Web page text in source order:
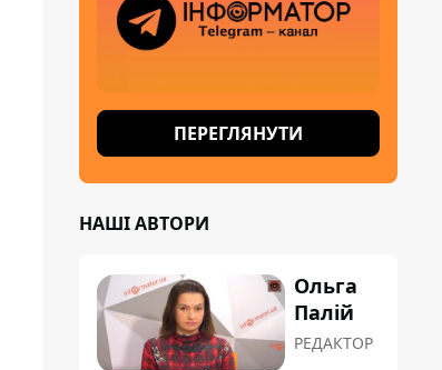
ПЕРЕГЛЯНУТИ
НАШІ АВТОРИ
Ольга
Палій
РЕДАКТОР